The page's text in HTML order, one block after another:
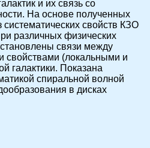
и их связь со
На основе полученных
свойств КЗО
различных физических
связи между
(локальными и
галактики. Показана
спиральной волной
в дисках